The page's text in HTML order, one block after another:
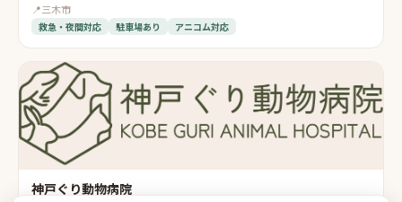
📍三木市
救急・夜間対応 駐車場あり アニコム対応
神戸ぐり動物病院